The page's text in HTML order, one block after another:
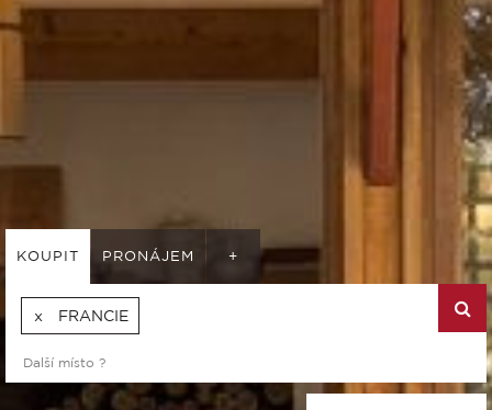
KOUPIT PRONÁJEM +
FRANCIE